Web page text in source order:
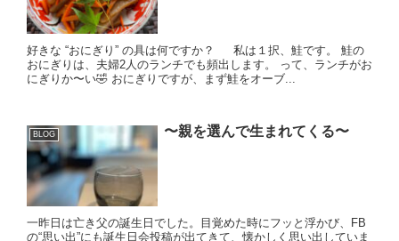
好きな “おにぎり” の具は何ですか？ 私は１択、鮭です。 鮭の
おにぎりは、夫婦2人のランチでも頻出します。 って、ランチがお
にぎりか〜い🤣 おにぎりですが、まず鮭をオーブ...
BLOG 〜親を選んで生まれてくる〜
一昨日は亡き父の誕生日でした。目覚めた時にフッと浮かび、FB
の“思い出”にも誕生日会投稿が出てきて、懐かしく思い出していま